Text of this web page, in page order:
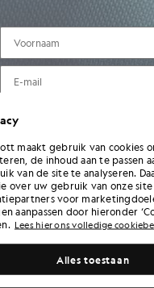
VOORNAAM
e-mail
Gegevens invoeren
je gegevens in te vullen en je aan te melden, ga
van Lyle & Scott te ontvangen,
Raadpleeg ons privacybeleid voor
wij je gegevens gebruiken en
maakt gebruik van cookies
de inhoud aan te passen
van de site te analyseren.
over uw gebruik van onze
voor
aanpassen door hieronder
Lees hier ons volledige
Alles toestaan